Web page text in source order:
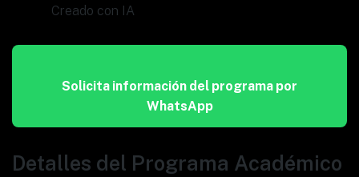
Creado con IA
Solicita información del programa por
WhatsApp
Detalles del Programa Académico